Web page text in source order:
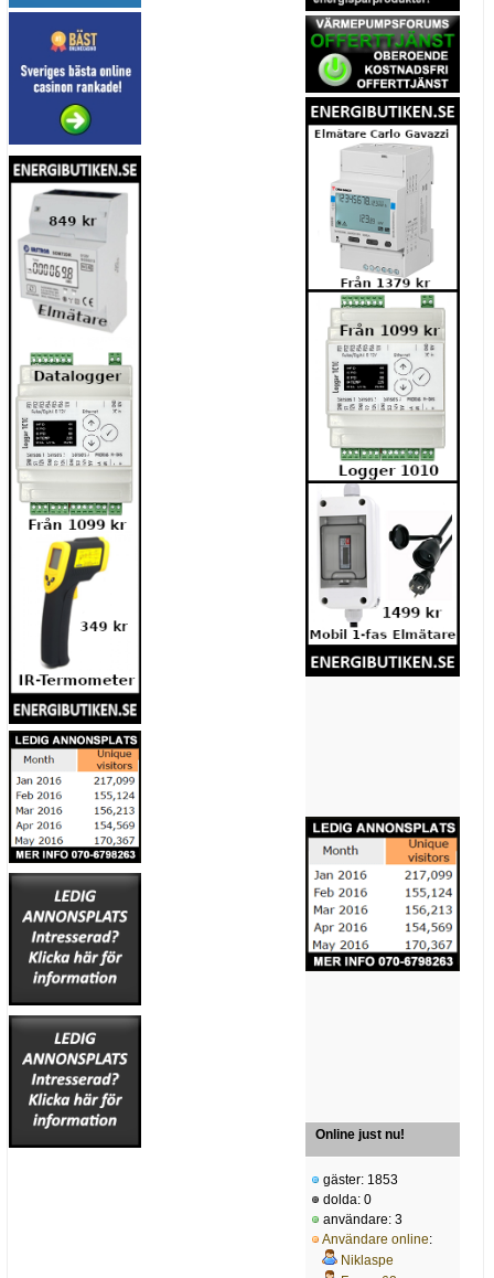
Online just nu!
gäster: 1853
dolda: 0
användare: 3
Användare online:
Niklaspe